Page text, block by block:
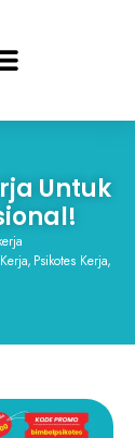
Untuk
, Psikotes Kerja,